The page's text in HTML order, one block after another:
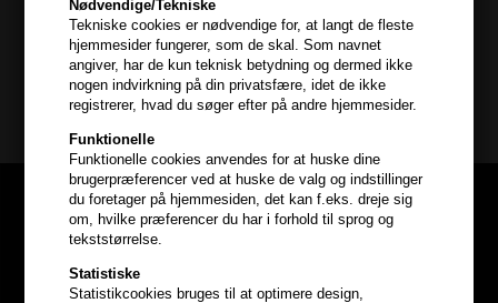
Nødvendige/Tekniske
Tekniske cookies er nødvendige for, at langt de fleste
hjemmesider fungerer, som de skal. Som navnet
angiver, har de kun teknisk betydning og dermed ikke
nogen indvirkning på din privatsfære, idet de ikke
registrerer, hvad du søger efter på andre hjemmesider.
Funktionelle
Funktionelle cookies anvendes for at huske dine
brugerpræferencer ved at huske de valg og indstillinger
du foretager på hjemmesiden, det kan f.eks. dreje sig
om, hvilke præferencer du har i forhold til sprog og
tekststørrelse.
Statistiske
Statistikcookies bruges til at optimere design,
- Sæt frisuren som du ønsker.
Indhold : 250ml
Kevin Murphy
Mængderabat
20% rabat ved køb af 2 stk
30% rabat ved køb af 3 eller flere
(Gælder ikke duo-sæt, sæt, sampakker,
1000ml samt produkter mærket med
"Hair247pris")